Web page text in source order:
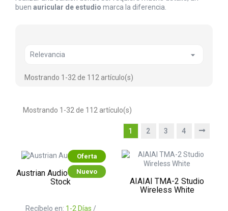
buen auricular de estudio marca la diferencia.
Relevancia 
Mostrando 1-32 de 112 artículo(s)
Mostrando 1-32 de 112 artículo(s)
1 2 3 4
Oferta
Nuevo
Austrian Audio Hi-X15 B-
Stock
Recíbelo en: 1-2 Días /
AIAIAI TMA-2 Studio
Wireless White